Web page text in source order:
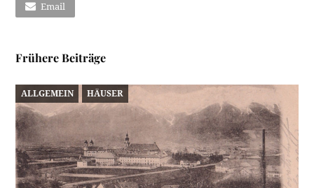
Email
Frühere Beiträge
ALLGEMEIN HÄUSER